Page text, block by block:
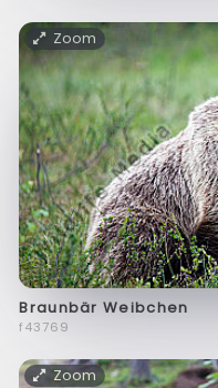
Zoom
Braunbär Weibchen
f43769
Zoom